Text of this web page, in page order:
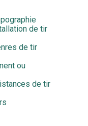
de tir
de tir
ou
de tir